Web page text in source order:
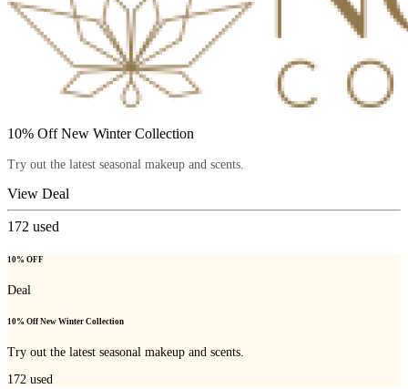
10% Off New Winter Collection
Try out the latest seasonal makeup and scents.
View Deal
172 used
10% OFF
Deal
10% Off New Winter Collection
Try out the latest seasonal makeup and scents.
172 used